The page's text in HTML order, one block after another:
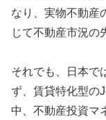
なり、実物不動産
じて不動産市況の
それでも、日本で
ず、賃貸特化型の
中、不動産投資マ